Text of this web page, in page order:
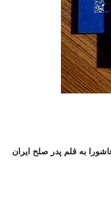
به قلم پدر صلح ایران